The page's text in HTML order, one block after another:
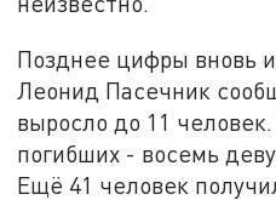
Позднее цифры вновь
Леонид Пасечник
выросло до 11
погибших - восемь
Ещё 41 человек